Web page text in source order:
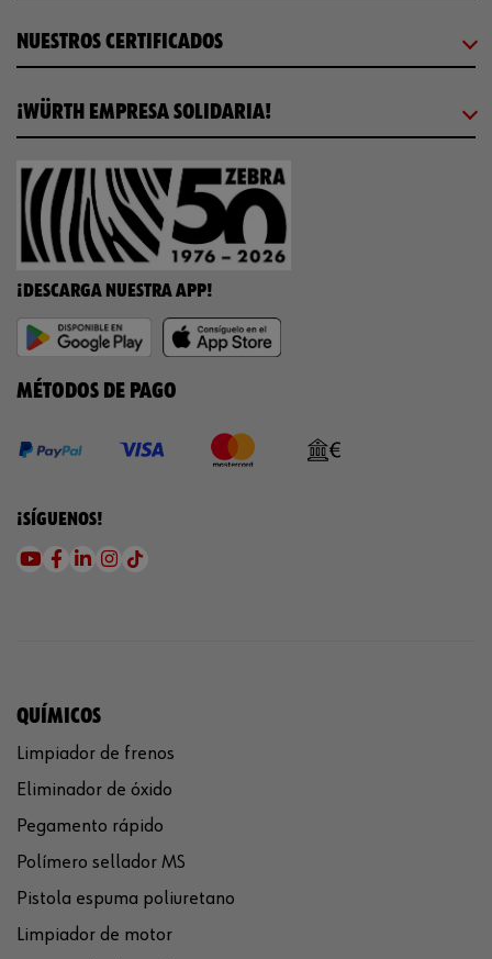
NUESTROS CERTIFICADOS
¡WÜRTH EMPRESA SOLIDARIA!
¡DESCARGA NUESTRA APP!
MÉTODOS DE PAGO
¡SÍGUENOS!
QUÍMICOS
Limpiador de frenos
Eliminador de óxido
Pegamento rápido
Polímero sellador MS
Pistola espuma poliuretano
Limpiador de motor